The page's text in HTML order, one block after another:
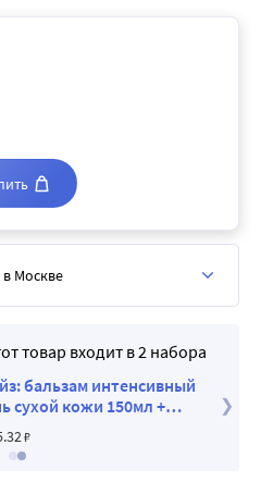
товар входит в 2 набора
бальзам интенсивный
сухой кожи 150мл +
200мл со скидкой
.32₽
в Москве